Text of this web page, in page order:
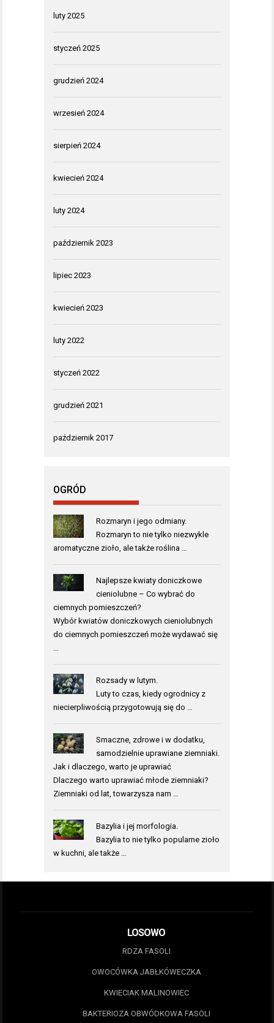
luty 2025
styczeń 2025
grudzień 2024
wrzesień 2024
sierpień 2024
kwiecień 2024
luty 2024
październik 2023
lipiec 2023
kwiecień 2023
luty 2022
styczeń 2022
grudzień 2021
październik 2017
OGRÓD
Rozmaryn i jego odmiany.
Rozmaryn to nie tylko niezwykle
aromatyczne zioło, ale także roślina …
Najlepsze kwiaty doniczkowe
cieniolubne – Co wybrać do
ciemnych pomieszczeń?
Wybór kwiatów doniczkowych cieniolubnych
do ciemnych pomieszczeń może wydawać się
…
Rozsady w lutym.
Luty to czas, kiedy ogrodnicy z
niecierpliwością przygotowują się do …
Smaczne, zdrowe i w dodatku,
samodzielnie uprawiane ziemniaki.
Jak i dlaczego, warto je uprawiać
Dlaczego warto uprawiać młode ziemniaki?
Ziemniaki od lat, towarzysza nam …
Bazylia i jej morfologia.
Bazylia to nie tylko popularne zioło
w kuchni, ale także …
LOSOWO
RDZA FASOLI
OWOCÓWKA JABŁKÓWECZKA
KWIECIAK MALINOWIEC
BAKTERIOZA OBWÓDKOWA FASOLI